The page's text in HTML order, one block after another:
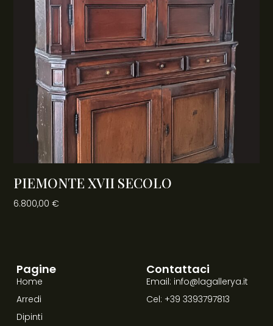
PIEMONTE XVII SECOLO
6.800,00€
Pagine
Home
Arredi
Dipinti
Contattaci
Email: info@lagallerya.it
Cel: +39 3393797813